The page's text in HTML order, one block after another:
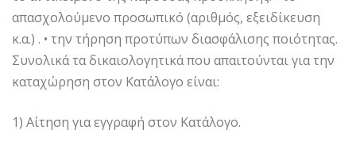
απασχολούμενο προσωπικό (αριθμός, εξειδίκευση
κ.α.) . • την τήρηση προτύπων διασφάλισης ποιότητας.
Συνολικά τα δικαιολογητικά που απαιτούνται για την
καταχώρηση στον Κατάλογο είναι:
1) Αίτηση για εγγραφή στον Κατάλογο.